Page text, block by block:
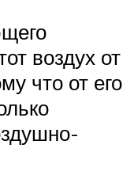
воздух от
что от его